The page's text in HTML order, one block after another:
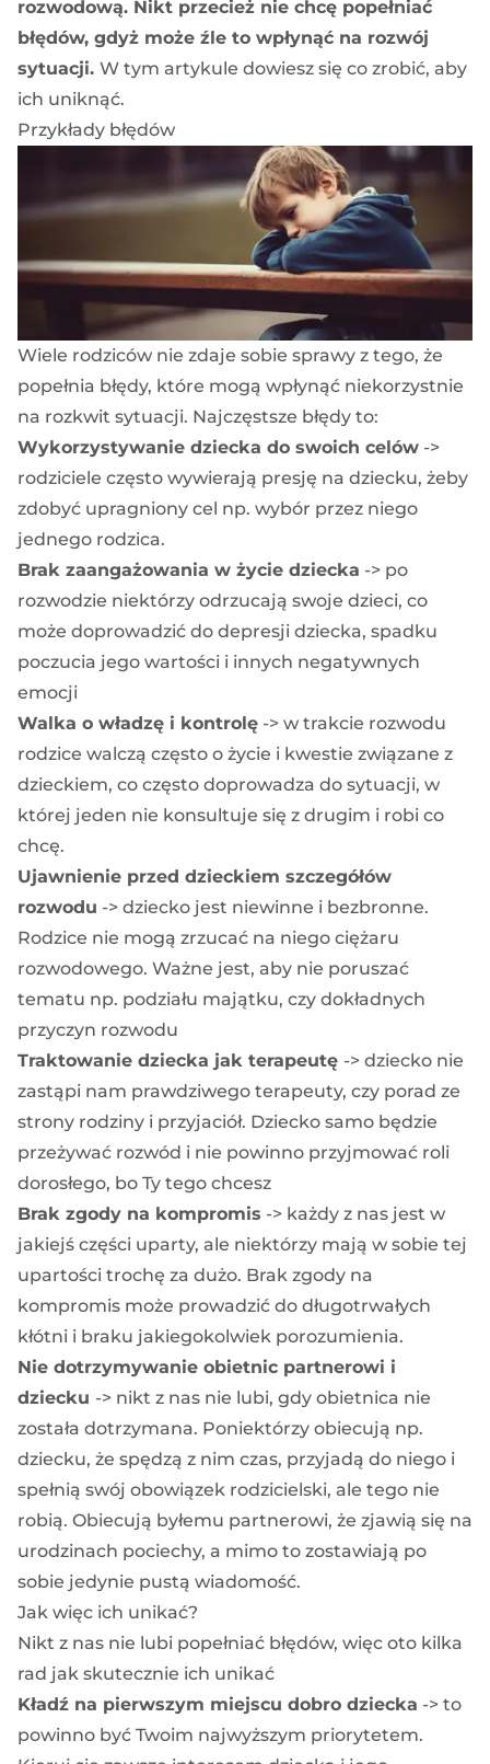
rozwodową. Nikt przecież nie chcę popełniać
błędów, gdyż może źle to wpłynąć na rozwój
sytuacji. W tym artykule dowiesz się co zrobić, aby
ich uniknąć.
Przykłady błędów
Wiele rodziców nie zdaje sobie sprawy z tego, że
popełnia błędy, które mogą wpłynąć niekorzystnie
na rozkwit sytuacji. Najczęstsze błędy to:
Wykorzystywanie dziecka do swoich celów ->
rodziciele często wywierają presję na dziecku, żeby
zdobyć upragniony cel np. wybór przez niego
jednego rodzica.
Brak zaangażowania w życie dziecka -> po
rozwodzie niektórzy odrzucają swoje dzieci, co
może doprowadzić do depresji dziecka, spadku
poczucia jego wartości i innych negatywnych
emocji
Walka o władzę i kontrolę -> w trakcie rozwodu
rodzice walczą często o życie i kwestie związane z
dzieckiem, co często doprowadza do sytuacji, w
której jeden nie konsultuje się z drugim i robi co
chcę.
Ujawnienie przed dzieckiem szczegółów
rozwodu -> dziecko jest niewinne i bezbronne.
Rodzice nie mogą zrzucać na niego ciężaru
rozwodowego. Ważne jest, aby nie poruszać
tematu np. podziału majątku, czy dokładnych
przyczyn rozwodu
Traktowanie dziecka jak terapeutę -> dziecko nie
zastąpi nam prawdziwego terapeuty, czy porad ze
strony rodziny i przyjaciół. Dziecko samo będzie
przeżywać rozwód i nie powinno przyjmować roli
dorosłego, bo Ty tego chcesz
Brak zgody na kompromis -> każdy z nas jest w
jakiejś części uparty, ale niektórzy mają w sobie tej
upartości trochę za dużo. Brak zgody na
kompromis może prowadzić do długotrwałych
kłótni i braku jakiegokolwiek porozumienia.
Nie dotrzymywanie obietnic partnerowi i
dziecku -> nikt z nas nie lubi, gdy obietnica nie
została dotrzymana. Poniektórzy obiecują np.
dziecku, że spędzą z nim czas, przyjadą do niego i
spełnią swój obowiązek rodzicielski, ale tego nie
robią. Obiecują byłemu partnerowi, że zjawią się na
urodzinach pociechy, a mimo to zostawiają po
sobie jedynie pustą wiadomość.
Jak więc ich unikać?
Nikt z nas nie lubi popełniać błędów, więc oto kilka
rad jak skutecznie ich unikać
Kładź na pierwszym miejscu dobro dziecka -> to
powinno być Twoim najwyższym priorytetem.